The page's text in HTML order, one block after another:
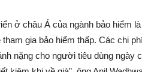
ở châu Á của ngành bảo hiểm
gia bảo hiểm thấp. Các chi
nặng cho người tiêu dùng ngày